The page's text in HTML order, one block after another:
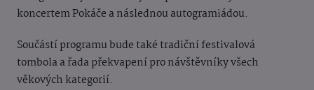
koncertem Pokáče a následnou autogramiádou.
Součástí programu bude také tradiční festivalová
tombola a řada překvapení pro návštěvníky všech
věkových kategorií.